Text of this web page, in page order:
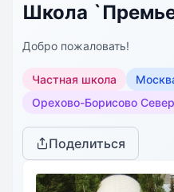
Школа
Добро пожаловать!
Частная школа
Орехово-Борисово
Поделиться